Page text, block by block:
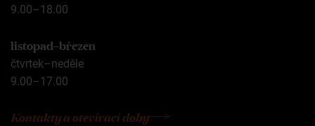
9.00–18.00
listopad–březen
čtvrtek–neděle
9.00–17.00
Kontakty a otevírací doby